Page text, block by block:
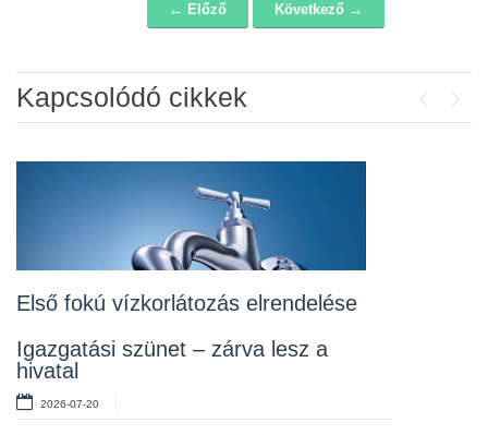
← Előző Következő →
Kapcsolódó cikkek
Első fokú vízkorlátozás elrendelése
Igazgatási szünet – zárva lesz a
hivatal
2026-07-20
Álláspályázat – konyhai kisegítő
Lakossági fórum az Erzsébet téri
2026-07-10
Rendelet kihirdetése
2026-07-10
Álláspályázat – takarító